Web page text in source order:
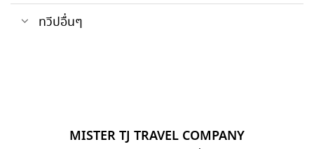
ทวีปอื่นๆ
MISTER TJ TRAVEL COMPANY